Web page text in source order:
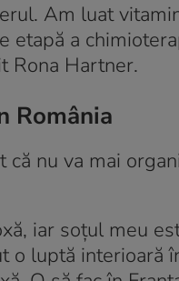
Am luat
a
Rona Hartner.
România
nu va mai
iar soţul meu
o luptă interioară